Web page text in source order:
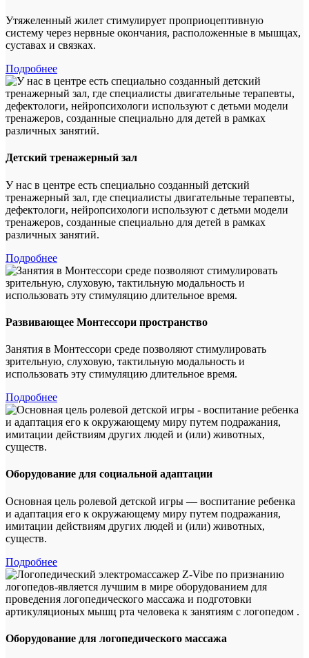
Утяжеленный жилет стимулирует проприоцептивную
систему через нервные окончания, расположенные в мышцах,
суставах и связках.
Подробнее
Детский тренажерный зал
У нас в центре есть специально созданный детский
тренажерный зал, где специалисты двигательные терапевты,
дефектологи, нейропсихологи используют с детьми модели
тренажеров, созданные специально для детей в рамках
различных занятий.
Подробнее
Развивающее Монтессори пространство
Занятия в Монтессори среде позволяют стимулировать
зрительную, слуховую, тактильную модальность и
использовать эту стимуляцию длительное время.
Подробнее
Оборудование для социальной адаптации
Основная цель ролевой детской игры — воспитание ребенка
и адаптация его к окружающему миру путем подражания,
имитации действиям других людей и (или) животных,
существ.
Подробнее
Оборудование для логопедического массажа